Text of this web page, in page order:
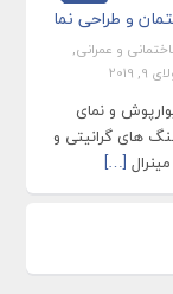
و طراحی نما
و عمرانی,
2019
و نمای
های گرانیتی و
[…]